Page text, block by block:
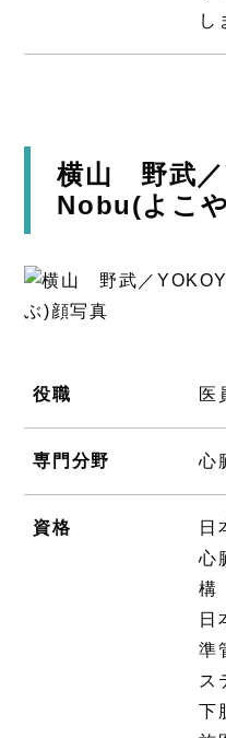
し
横山 野武／
Nobu(よこ
役職 医
専門分野 心
資格
日
心
構
日
準
ス
下